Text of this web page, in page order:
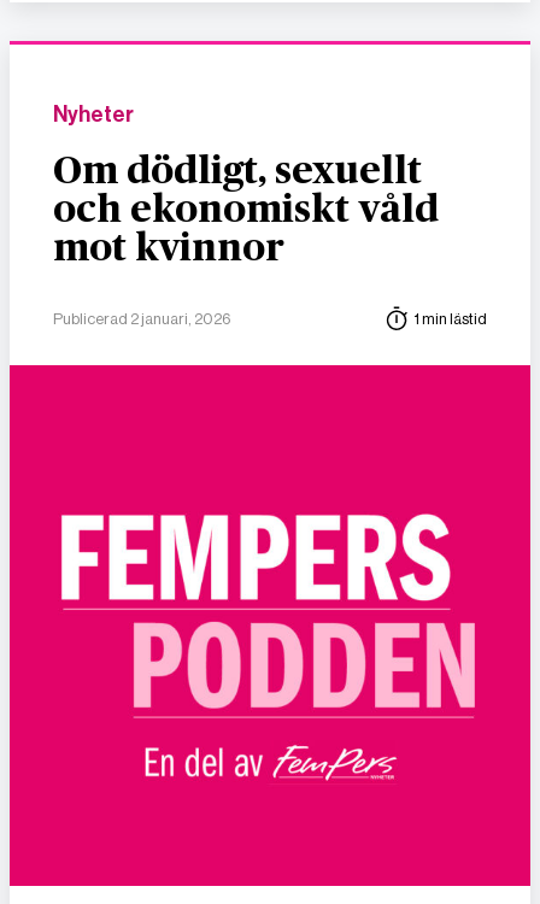
Nyheter
Om dödligt, sexuellt
och ekonomiskt våld
mot kvinnor
Publicerad 2 januari, 2026 1 min lästid